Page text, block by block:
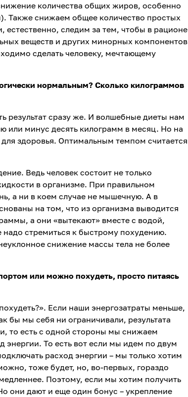
количества общих жиров, особенно
снижаем общее количество простых
естественно, следим за тем, чтобы в рационе
веществ и других минорных компонентов
сделать человеку, мечтающему
нормальным? Сколько килограммов
результат сразу же. И волшебные диеты нам
или минус десять килограмм в месяц. Но на
здоровья. Оптимальным темпом считается
Ведь человек состоит не только
в организме. При правильном
а ни в коем случае не мышечную. А в
на том, что из организма выводится
а они «вытекают» вместе с водой,
стремиться к быстрому похудению.
снижение массы тела не более
или можно похудеть, просто питаясь
Если наши энергозатраты меньше,
бы мы себя ни ограничивали, результата
то есть с одной стороны мы снижаем
энергии. То есть вот если мы идем по двум
расход энергии – мы только хотим
тоже будет, но, во-первых, гораздо
Поэтому, если мы хотим получить
они дают и еще один бонус – укрепление